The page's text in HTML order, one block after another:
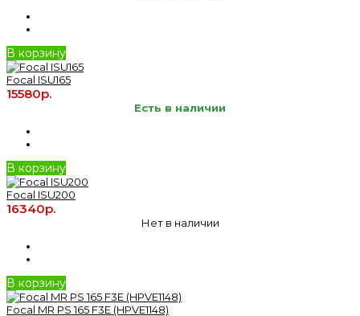
В корзину
Focal ISU165
15580р.
Есть в наличии
В корзину
Focal ISU200
16340р.
Нет в наличии
В корзину
Focal MR PS 165 F3E (HPVE1148)